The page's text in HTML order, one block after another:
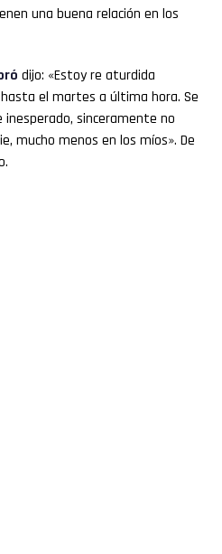
una buena relación en los
dijo: «Estoy re aturdida
el martes a última hora. Se
sinceramente no
mucho menos en los míos». De